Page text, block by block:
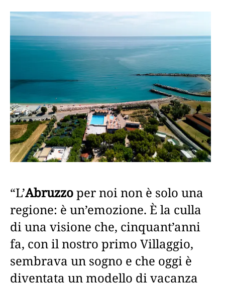
“L’Abruzzoper noi non è solo una
regione: è un’emozione. È la culla
di una visione che, cinquant’anni
fa, con il nostro primo Villaggio,
sembrava un sogno e che oggi è
diventata un modello di vacanza